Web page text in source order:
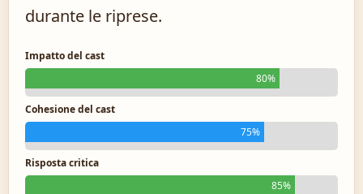
durante le riprese.
Impatto del cast
80%
Cohesione del cast
75%
Risposta critica
85%